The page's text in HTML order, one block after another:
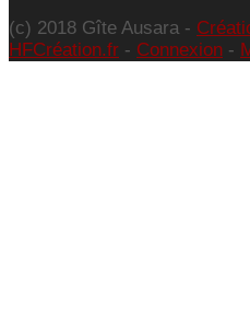
(c) 2018 Gîte Ausara -
HFCréation.fr - Connexion -